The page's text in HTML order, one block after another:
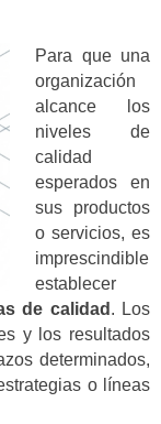
Para que una
organización
alcance los
niveles de
calidad
esperados en
sus productos
o servicios, es
imprescindible
establecer
de calidad . Los
y los resultados
determinados,
o líneas